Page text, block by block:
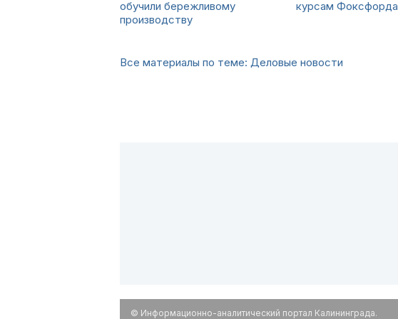
обучили бережливому
производству
курсам Фоксфорда
Все материалы по теме: Деловые новости
© Информационно-аналитический портал Калининграда.